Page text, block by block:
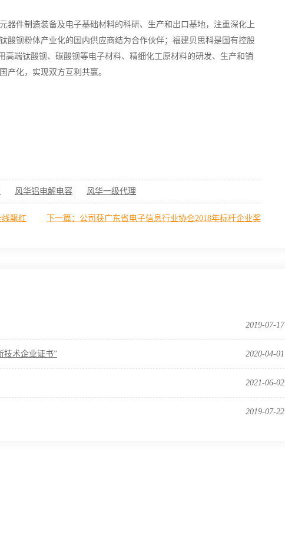
器件制造装备及电子基础材料的科研、生产和出口基地，注重深化上
酸钡粉体产业化的国内供应商结为合作伙伴；福建贝思科是国有控股
高端钛酸钡、碳酸钡等电子材料、精细化工原材料的研发、生产和销
产化，实现双方互利共赢。
风华铝电解电容 风华一级代理
线飘红 下一篇：公司获广东省电子信息行业协会2018年标杆企业奖
2019-07-17
2020-04-01
技术企业证书”
2021-06-02
2019-07-22